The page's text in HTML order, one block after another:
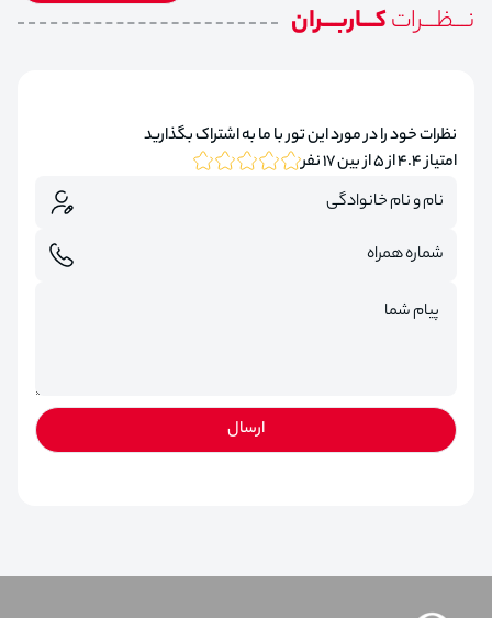
نـــظـــراتکـــاربـــران
نظرات خود را در مورد این تور با ما به اشتراک بگذارید
امتیاز 4.4 از 5 از بین 17 نفر
ارسال